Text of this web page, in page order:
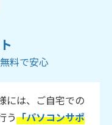
料で安心
には、ご自宅での
う「パソコンサポ